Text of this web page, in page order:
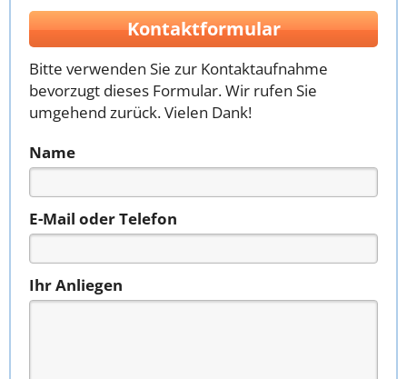
Kontaktformular
Bitte verwenden Sie zur Kontaktaufnahme
bevorzugt dieses Formular. Wir rufen Sie
umgehend zurück. Vielen Dank!
Name
E-Mail oder Telefon
Ihr Anliegen